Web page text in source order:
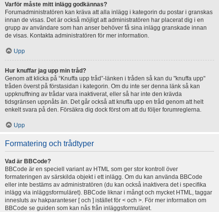
Varför måste mitt inlägg godkännas?
Forumadministratören kan kräva att alla inlägg i kategorin du postar i granskas
innan de visas. Det är också möjligt att administratören har placerat dig i en
grupp av användare som han anser behöver få sina inlägg granskade innan
de visas. Kontakta administratören för mer information.
Upp
Hur knuffar jag upp min tråd?
Genom att klicka på “Knuffa upp tråd”-länken i tråden så kan du "knuffa upp"
tråden överst på förstasidan i kategorin. Om du inte ser denna länk så kan
uppknuffning av trådar vara inaktiverat, eller så har inte den krävda
tidsgränsen uppnåts än. Det går också att knuffa upp en tråd genom att helt
enkelt svara på den. Försäkra dig dock först om att du följer forumreglerna.
Upp
Formatering och trådtyper
Vad är BBCode?
BBCode är en speciell variant av HTML som ger stor kontroll över
formateringen av särskilda objekt i ett inlägg. Om du kan använda BBCode
eller inte bestäms av administratören (du kan också inaktivera det i specifika
inlägg via inläggsformuläret). BBCode liknar i mångt och mycket HTML, taggar
innesluts av hakparanteser [ och ] istället för < och >. För mer information om
BBCode se guiden som kan nås från inläggsformuläret.